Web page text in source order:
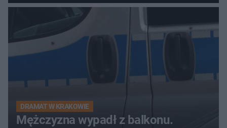
DRAMAT W KRAKOWIE
Mężczyzna wypadł z balkonu.